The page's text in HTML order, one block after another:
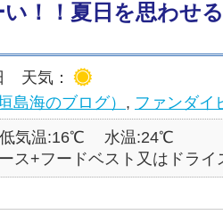
い！！夏日を思わせ
天気：
島海のブログ） , ファンダイ
気温:16℃
水温:24℃
ス+フードベスト又はドライ